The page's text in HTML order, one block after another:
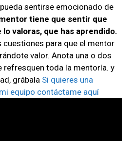
sentirse emocionado de
tiene que sentir que
valoras, que has aprendido.
cuestiones para que el mentor
valor. Anota una o dos
refresquen toda la mentoría. y
grábala Si quieres una
equipo contáctame aquí